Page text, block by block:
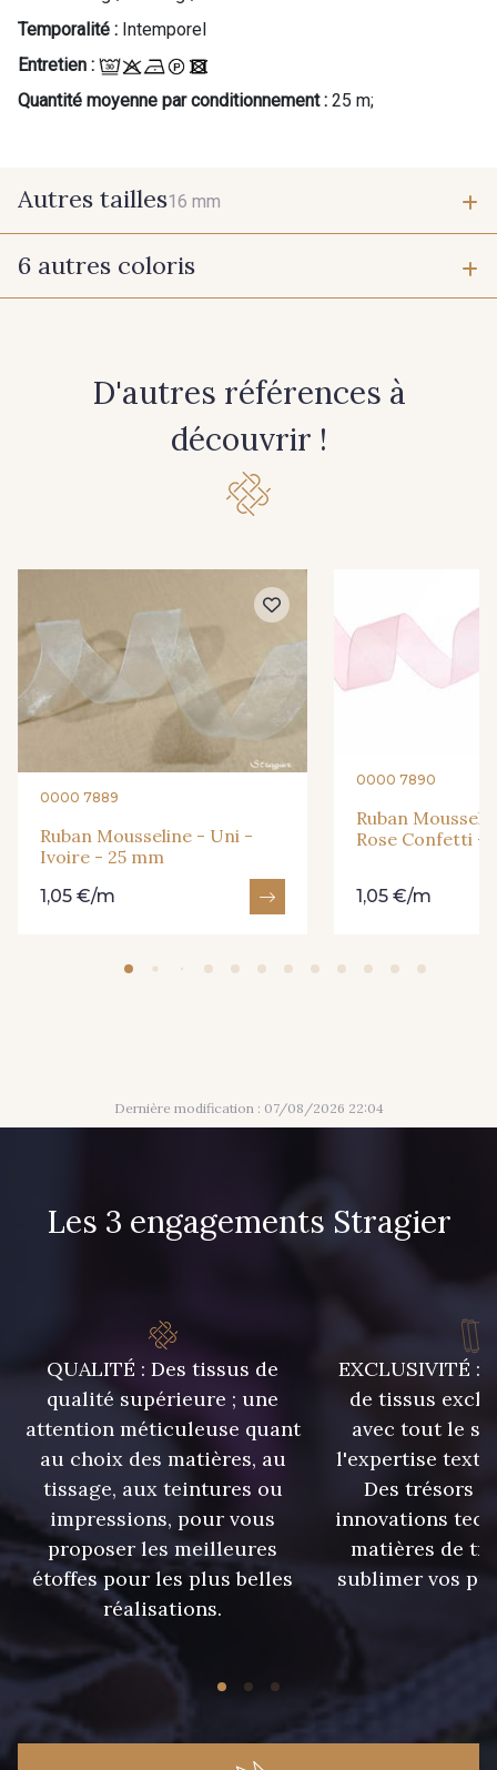
Temporalité : Intemporel
Entretien :
Quantité moyenne par conditionnement : 25 m;
Autres tailles16 mm
16 mm
6 autres coloris
397 - Bleu Paon
D'autres références à
découvrir !
0000 7889
Ruban Mousseline - Uni -
Ivoire - 25 mm
1,05 €/m
0000 7890
Ruban
Rose Confetti -
1,05 €/m
Dernière modification : 07/08/2026 22:04
Les 3 engagements Stragier
QUALITÉ : Des tissus de
qualité supérieure ; une
attention méticuleuse quant
au choix des matières, au
tissage, aux teintures ou
impressions, pour vous
proposer les meilleures
étoffes pour les plus belles
réalisations.
EXCLUSIVITÉ :
de tissus
avec tout le
l'expertise
Des trésors
innovations
matières de
sublimer vos